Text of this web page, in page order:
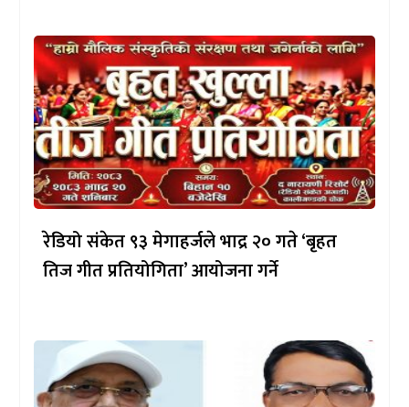
रेडियो संकेत ९३ मेगाहर्जले भाद्र २० गते ‘बृहत
तिज गीत प्रतियोगिता’ आयोजना गर्ने